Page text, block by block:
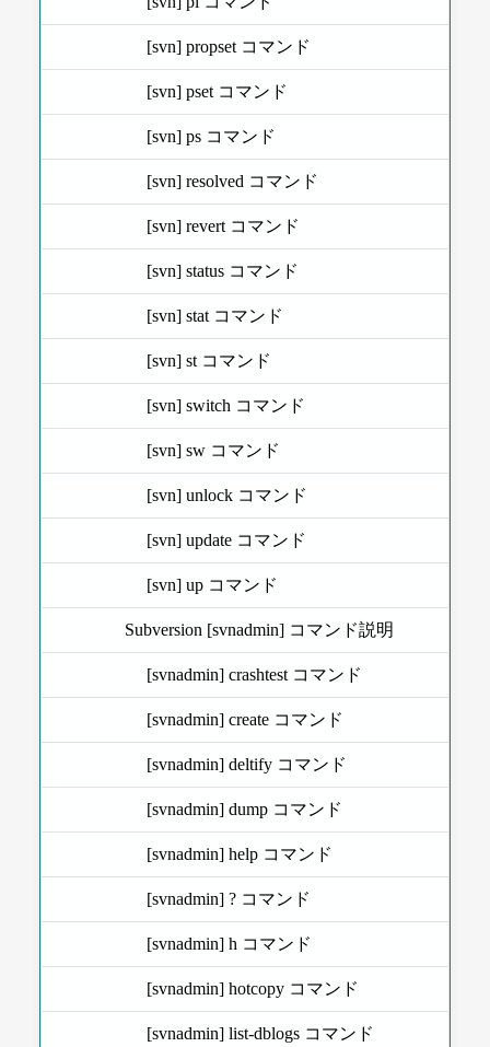
[svn] propset コマンド
[svn] pset コマンド
[svn] ps コマンド
[svn] resolved コマンド
[svn] revert コマンド
[svn] status コマンド
[svn] stat コマンド
[svn] st コマンド
[svn] switch コマンド
[svn] sw コマンド
[svn] unlock コマンド
[svn] update コマンド
[svn] up コマンド
Subversion [svnadmin] コマンド説明
[svnadmin] crashtest コマンド
[svnadmin] create コマンド
[svnadmin] deltify コマンド
[svnadmin] dump コマンド
[svnadmin] help コマンド
[svnadmin] ? コマンド
[svnadmin] h コマンド
[svnadmin] hotcopy コマンド
[svnadmin] list-dblogs コマンド